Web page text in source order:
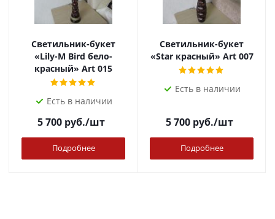
Светильник-букет
«Lily-M Bird бело-
красный» Art 015
Есть в наличии
5 700 руб./шт
Подробнее
Светильник-букет
«Star красный» Art 007
Есть в наличии
5 700 руб./шт
Подробнее